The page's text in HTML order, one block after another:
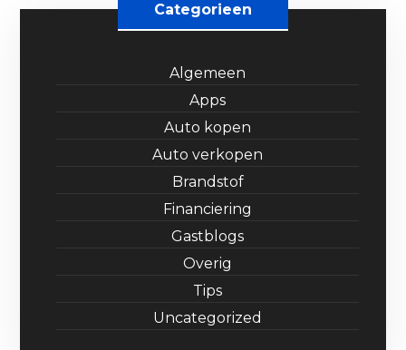
Categorieen
Algemeen
Apps
Auto kopen
Auto verkopen
Brandstof
Financiering
Gastblogs
Overig
Tips
Uncategorized